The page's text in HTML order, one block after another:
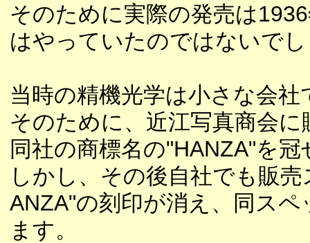
そのために実際の発売は
はやっていたのではないで
当時の精機光学は小さな会
そのために、近江写真商会
同社の商標名の"HANZA"を
しかし、その後自社でも販
ANZA"の刻印が消え、同ス
ます。